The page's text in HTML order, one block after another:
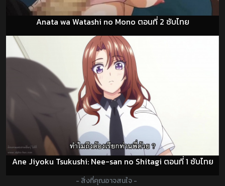
Anata wa Watashi no Mono ตอนที่ 2 ซับไทย
Ane Jiyoku Tsukushi: Nee-san no Shitagi ตอนที่ 1 ซับไทย
- สิ่งที่คุณอาจสนใจ -